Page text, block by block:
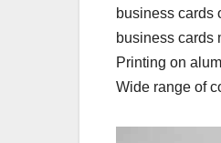
business cards
business cards
Printing on
Wide range of